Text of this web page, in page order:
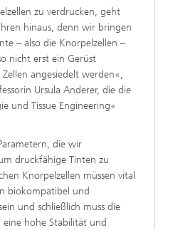
zu verdrucken, geht
hinaus, denn wir bringen
– also die Knorpelzellen –
nicht erst ein Gerüst
angesiedelt werden«,
Ursula Anderer, die die
und Tissue Engineering«
die wir
druckfähige Tinten zu
Knorpelzellen müssen vital
biokompatibel und
und schließlich muss die
hohe Stabilität und